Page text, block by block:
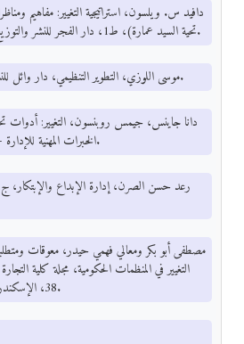
تحية السيد عمارة)، ط1، دار الفجر للنشر والتوزيع، القاهرة، 1995، ص 201.
- موسى اللوزي، التطوير التنظيمي، دار وائل للنشر، عمان، 1999، ص 49.
الخبرات المهنية للإدارة –بميك- مصر، 2000، ص20.
38، الإسكندرية، سبتمبر 2001، ص 287.